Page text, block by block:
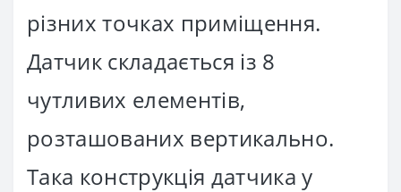
різних точках приміщення.
Датчик складається із 8
чутливих елементів,
розташованих вертикально.
Така конструкція датчика у